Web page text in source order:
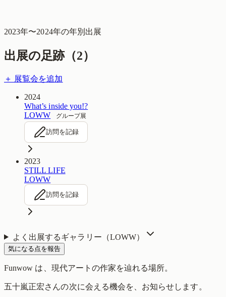
2023年〜2024年の年別出展
出展の足跡（2）
＋ 展覧会を追加
2024
What’s inside you!?
LOWW
グループ展
訪問を記録
2023
STILL LIFE
LOWW
訪問を記録
よく出展するギャラリー（LOWW）
気になる点を報告
Funwow は、現代アートの作家を辿れる場所。
五十嵐正宏さんの次に会える機会を、お知らせします。